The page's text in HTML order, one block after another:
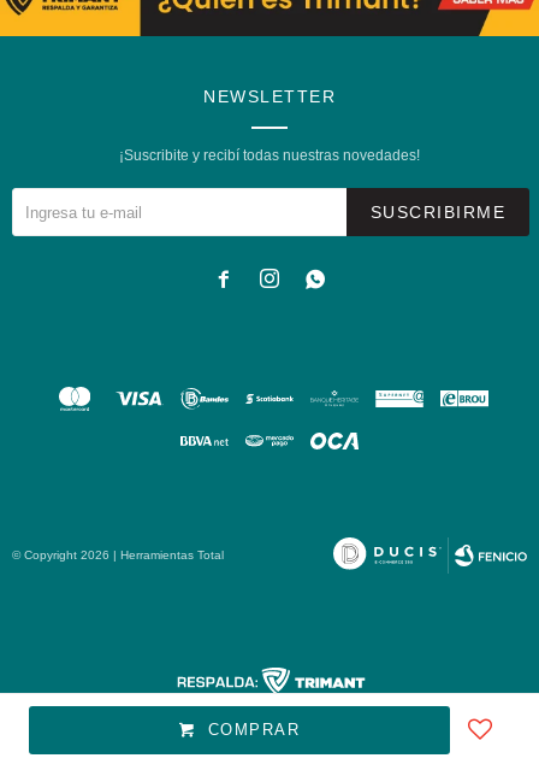
COMPRAR
NEWSLETTER
¡Suscribite y recibí todas nuestras novedades!
SUSCRIBIRME
  
© Copyright 2026 | Herramientas Total
Fenicio